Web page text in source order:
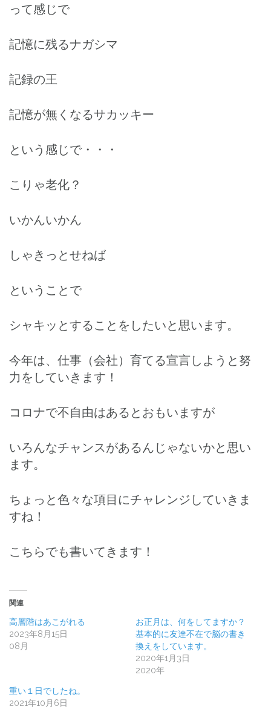
って感じで
記憶に残るナガシマ
記録の王
記憶が無くなるサカッキー
という感じで・・・
こりゃ老化？
いかんいかん
しゃきっとせねば
ということで
シャキッとすることをしたいと思います。
今年は、仕事（会社）育てる宣言しようと努
力をしていきます！
コロナで不自由はあるとおもいますが
いろんなチャンスがあるんじゃないかと思い
ます。
ちょっと色々な項目にチャレンジしていきま
すね！
こちらでも書いてきます！
関連
高層階はあこがれる
2023年8月15日
08月
お正月は、何をしてますか？
基本的に友達不在で脳の書き
換えをしています。
2020年1月3日
2020年
重い１日でしたね。
2021年10月6日